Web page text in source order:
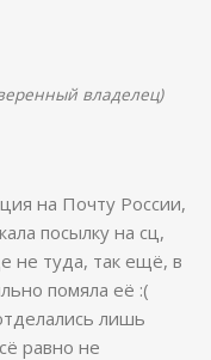
владелец)
на Почту России,
посылку на сц,
не туда, так ещё, в
помяла её :(
лишь
равно не